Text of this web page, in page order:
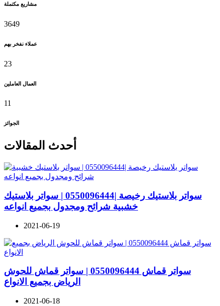
مشاريع مكتملة
3649
عملاء نفخر بهم
23
العمال العاملين
11
الجوائز
أحدث المقالات
سواتر بلاستيك رخيصة |0550096444 | سواتر بلاستيك
خشبية شرائح ومجدول بجميع انواعه
2021-06-19
سواتر قماش 0550096444 | سواتر قماش للحوش
الرياض بجميع الانواع
2021-06-18